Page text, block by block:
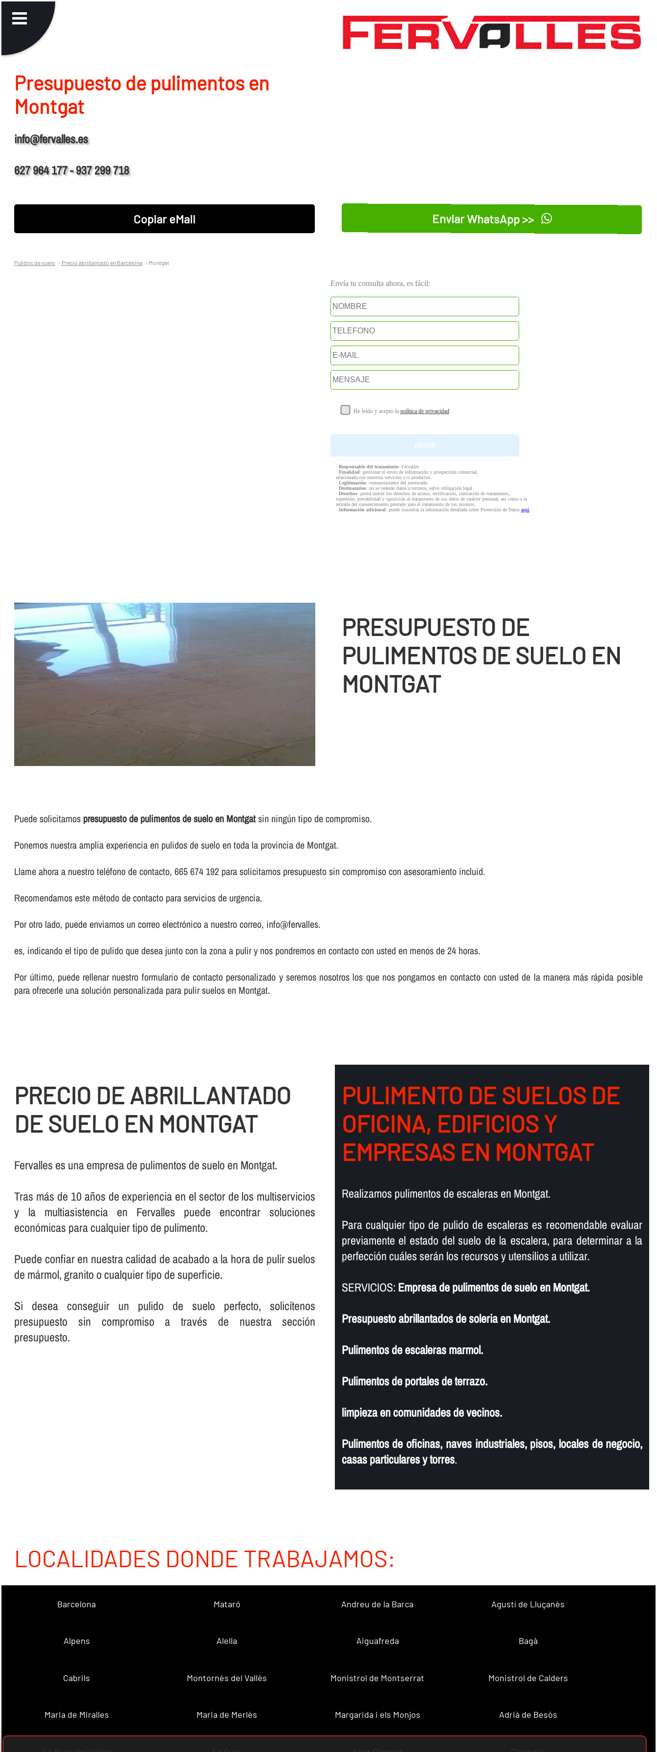
Presupuesto de pulimentos en
Montgat
info@fervalles.es
627 964 177 - 937 299 718
Copiar eMail Enviar WhatsApp >>
Pulidos de suelo Precio abrillantado en Barcelona Montgat
Envía tu consulta ahora, es fácil:
He leído y acepto la política de privacidad.
· Responsable del tratamiento: Fervalles
· Finalidad: gestionar el envío de información y prospección comercial,
relacionada con nuestros servicios y/o productos.
· Legitimación: consentimiento del interesado.
· Destinatarios: no se cederán datos a terceros, salvo obligación legal.
· Derechos: podrá ejercer los derechos de acceso, rectificación, limitación de tratamiento,
supresión, portabilidad y oposición al tratamiento de sus datos de carácter personal, así como a la
retirada del consentimiento prestado para el tratamiento de los mismos.
· Información adicional: puede consultar la información detallada sobre Protección de Datos aquí.
PRESUPUESTO DE
PULIMENTOS DE SUELO EN
MONTGAT
Puede solicitarnos presupuesto de pulimentos de suelo en Montgatsin ningún tipo de compromiso.
Ponemos nuestra amplia experiencia en pulidos de suelo en toda la provincia de Montgat.
Llame ahora a nuestro teléfono de contacto, 665 674 192 para solicitarnos presupuesto sin compromiso con asesoramiento incluid.
Recomendamos este método de contacto para servicios de urgencia.
Por otro lado, puede enviarnos un correo electrónico a nuestro correo, info@fervalles.
es, indicando el tipo de pulido que desea junto con la zona a pulir y nos pondremos en contacto con usted en menos de 24 horas.
Por último, puede rellenar nuestro formulario de contacto personalizado y seremos nosotros los que nos pongamos en contacto con usted de la manera más rápida posible
para ofrecerle una solución personalizada para pulir suelos en Montgat.
PRECIO DE ABRILLANTADO
DE SUELO EN MONTGAT
Fervalles es una empresa de pulimentos de suelo en Montgat.
Tras más de 10 años de experiencia en el sector de los multiservicios
y la multiasistencia en Fervalles puede encontrar soluciones
económicas para cualquier tipo de pulimento.
Puede confiar en nuestra calidad de acabado a la hora de pulir suelos
de mármol, granito o cualquier tipo de superficie.
Si desea conseguir un pulido de suelo perfecto, solicí­tenos
presupuesto sin compromiso a través de nuestra sección
presupuesto.
PULIMENTO DE SUELOS DE
OFICINA, EDIFICIOS Y
EMPRESAS EN MONTGAT
Realizamos pulimentos de escaleras en Montgat.
Para cualquier tipo de pulido de escaleras es recomendable evaluar
previamente el estado del suelo de la escalera, para determinar a la
perfección cuáles serán los recursos y utensilios a utilizar.
SERVICIOS: Empresa de pulimentos de suelo en Montgat.
Presupuesto abrillantados de soleria en Montgat.
Pulimentos de escaleras marmol.
Pulimentos de portales de terrazo.
limpieza en comunidades de vecinos.
Pulimentos de oficinas, naves industriales, pisos, locales de negocio,
casas particulares y torres.
LOCALIDADES DONDE TRABAJAMOS:
Barcelona Mataró Andreu de la Barca Agustí de Lluçanès
Alpens Alella Aiguafreda Bagà
Cabrils Montornès del Vallès Monistrol de Montserrat Monistrol de Calders
Maria de Miralles Maria de Merlès Margarida i els Monjos Adrià de Besòs